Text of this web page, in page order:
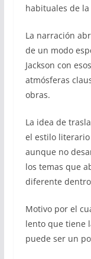
habituales de
La narración
de un modo
Jackson con
atmósferas
obras.
La idea de
el estilo literario
aunque no
los temas que
diferente
Motivo por el
lento que tiene
puede ser un